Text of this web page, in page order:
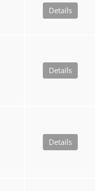
Details
Details
Details